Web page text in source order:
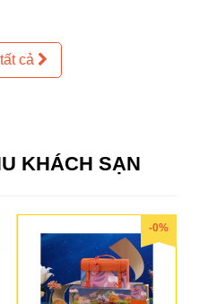
cả
KHÁCH SẠN
-0%